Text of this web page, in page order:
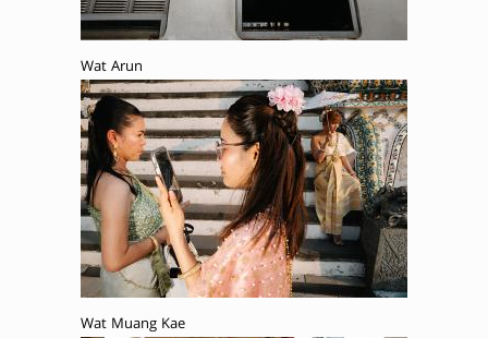
Wat Arun
Wat Muang Kae